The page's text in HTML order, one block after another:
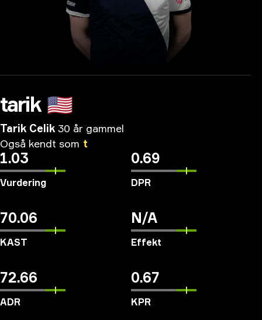
tarik 🇺🇸
Tarik Celik 30 år gammel
Også kendt som t
1.03
Vurdering
0.69
DPR
70.06
KAST
N/A
Effekt
72.66
ADR
0.67
KPR